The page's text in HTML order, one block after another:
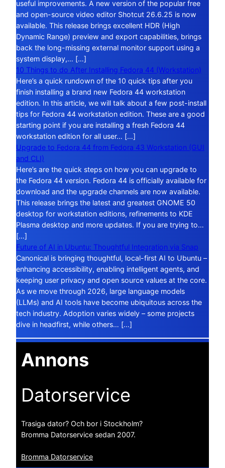
useful improvements. A new version of the popular free
and open-source video editor Shotcut 26.6.25 is now
available. This release brings excellent HDR (High
Dynamic Range) preview and export capabilities, brings
back the long-missing external monitor support using a
system display,… […]
10 Things to do After Installing Fedora 44 (Workstation)
Here’s a quick rundown of the 10 quick tips after you
finish installing a brand new Fedora 44 workstation
edition. In this article, we will talk about a few post-install
tips for Fedora 44 workstation edition. These are a good
starting point if you are installing a fresh Fedora 44
workstation edition for all user… […]
Upgrade to Fedora 44 from Fedora 43 Workstation (GUI
and CLI)
Here’s are the quick steps on how you can upgrade to
the Fedora 44 version. Fedora 44 is officially available for
download and the upgrade channels are now available.
This release brings the latest and greatest GNOME 50
desktop for workstation editions, refinements to KDE
Plasma desktop and more updates. If you are trying to…
[…]
Future of AI in Ubuntu: Thoughtful Integration via Snap
Canonical is bringing thoughtful, local-first AI to Ubuntu –
enhancing accessibility, enabling intelligent agents, and
keeping user privacy and open source values at the core.
As we move through 2026, large language models
(LLMs) and AI tools have become ubiquitous across the
tech industry. Adoption varies widely – some projects
dive in headfirst, while others… […]
Annons
Datorservice
Trasiga dator? Och bor i Stockholm?
Bromma Datorservice sedan 2007.
Bromma Datorservice